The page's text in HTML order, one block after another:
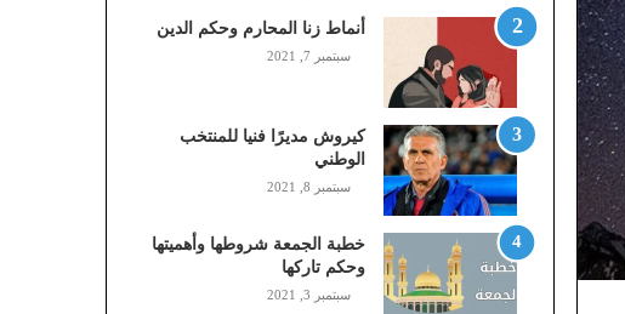
,
م
ا
ي
ل
ي
،
ز
ي
ن
أنماط زنا المحارم وحكم الدين
سبتمبر 7, 2021
كيروش مديرًا فنيا للمنتخب
الوطني
سبتمبر 8, 2021
خطبة الجمعة شروطها وأهميتها
وحكم تاركها
سبتمبر 3, 2021